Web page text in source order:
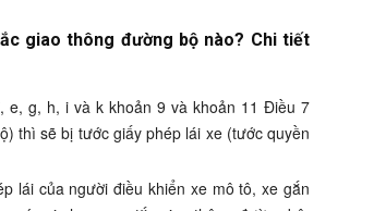
giao thông đường bộ nào? Chi tiết
e, g, h, i và k khoản 9 và khoản 11 Điều 7
thì sẽ bị tước giấy phép lái xe (tước quyền
lái của người điều khiển xe mô tô, xe gắn